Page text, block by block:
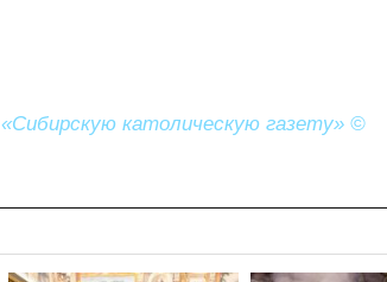
«Сибирскую католическую газету» ©